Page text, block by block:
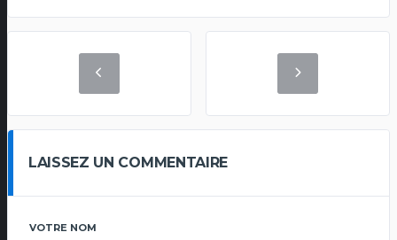
LAISSEZ UN COMMENTAIRE
VOTRE NOM